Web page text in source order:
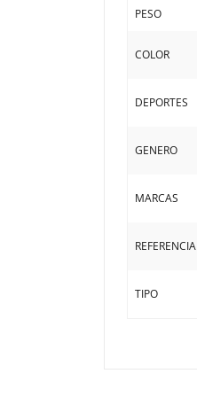
PESO
COLOR
DEPORTES
GENERO
MARCAS
REFERENCIA
TIPO